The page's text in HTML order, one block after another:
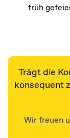
früh
Trägt die
konsequent
Wir freuen